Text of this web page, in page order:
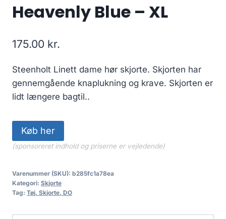
Heavenly Blue – XL
175.00 kr.
Steenholt Linett dame hør skjorte. Skjorten har
gennemgående knaplukning og krave. Skjorten er
lidt længere bagtil..
Køb her
(sponsoreret indhold og priserne er vejledende)
Varenummer (SKU): b285fc1a78ea
Kategori: Skjorte
Tag: Tøj, Skjorte, DO